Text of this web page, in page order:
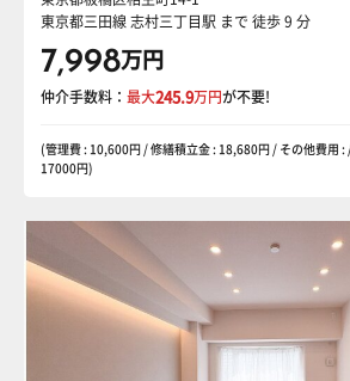
東京都三田線 志村三丁目駅 まで 徒歩 9 分
7,998万円
仲介手数料： 最大245.9万円が不要!
(管理費 : 10,600円 / 修繕積立金 : 18,680円 / その他費用 :
17000円)